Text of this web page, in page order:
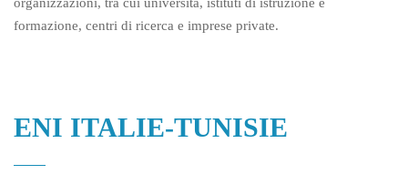
formazione, centri di ricerca e imprese private.
ENI ITALIE-TUNISIE